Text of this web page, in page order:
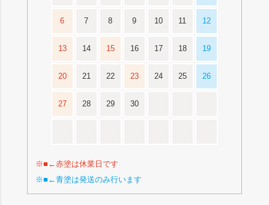
6 7 8 9 10 11 12
13 14 15 16 17 18 19
20 21 22 23 24 25 26
27 28 29 30
※■←赤塗は休業日です
※■←青塗は発送のみ行います